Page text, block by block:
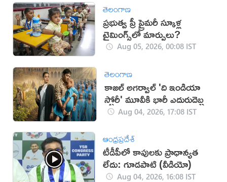
తెలంగాణ
ప్రభుత్వ ప్రీ ప్రైమరీ స్కూళ్ల
టైమింగ్స్‌లో మార్పులు?
Aug 05, 2026, 00:08 IST
తెలంగాణ
కాజల్ అగర్వాల్ 'ది ఇండియా
స్టోరీ' మూవీకి భారీ ఎదురుదెబ్బ
Aug 04, 2026, 17:08 IST
ఆంధ్రప్రదేశ్
టీడీపీలో కాపులకు ప్రాధాన్యత
లేదు: గూడపాటి (వీడియో)
Aug 04, 2026, 16:08 IST